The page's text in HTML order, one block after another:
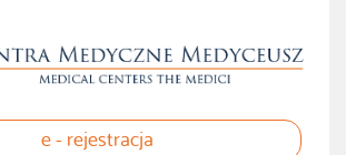
e - rejestracja